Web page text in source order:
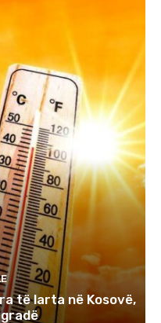
të larta në Kosovë,